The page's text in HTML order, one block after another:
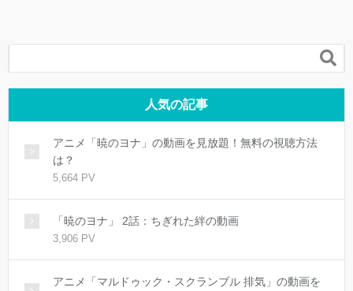

人気の記事
アニメ「暁のヨナ」の動画を見放題！無料の視聴方法
は？
5,664 PV
「暁のヨナ」 2話：ちぎれた絆の動画
3,906 PV
アニメ「マルドゥック・スクランブル 排気」の動画を